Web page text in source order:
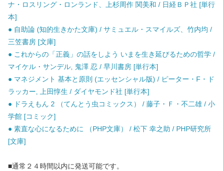
ナ・ロスリング・ロンランド、上杉周作 関美和 / 日経ＢＰ社 [単行
本]
● 自助論 (知的生きかた文庫) / サミュエル・スマイルズ、竹内均 /
三笠書房 [文庫]
● これからの「正義」の話をしよう いまを生き延びるための哲学 /
マイケル・サンデル, 鬼澤 忍 / 早川書房 [単行本]
● マネジメント 基本と原則 (エッセンシャル版) / ピーター・F・ド
ラッカー, 上田惇生 / ダイヤモンド社 [単行本]
● ドラえもん 2 （てんとう虫コミックス） / 藤子・Ｆ・不二雄 / 小
学館 [コミック]
● 素直な心になるために （PHP文庫） / 松下 幸之助 / PHP研究所
[文庫]
■通常２４時間以内に発送可能です。